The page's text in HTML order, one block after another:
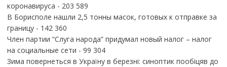
коронавируса - 203 589
В Борисполе нашли 2,5 тонны масок, готовых к отправке за
границу- 142 360
Член партии “Слуга народа” придумал новый налог – налог
на социальные сети - 99 304
Зима повернеться в Україну в березні: синоптик пообіцяв до